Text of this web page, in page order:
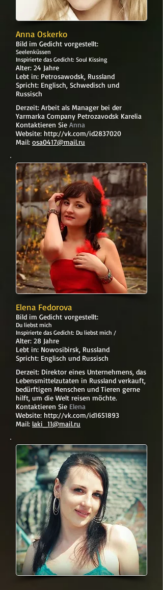
Anna Oskerko
Bild im Gedicht vorgestellt:
Seelenküssen
Inspirierte das Gedicht: Soul Kissing
Alter: 24 Jahre
Lebt in: Petrosawodsk, Russland
Spricht: Englisch, Schwedisch und
Russisch
Derzeit: Arbeit als Manager bei der
Yarmarka Company Petrozavodsk Karelia
Kontaktieren Sie Anna
Website: http://vk.com/id2837020
Mail: osa0417@mail.ru
Elena Fedorova
Bild im Gedicht vorgestellt:
Du liebst mich
Inspirierte das Gedicht: Du liebst mich /
Alter: 28 Jahre
Lebt in: Nowosibirsk, Russland
Spricht: Englisch und Russisch
Derzeit: Direktor eines Unternehmens, das
Lebensmittelzutaten in Russland verkauft,
bedürftigen Menschen und Tieren gerne
hilft, um die Welt reisen möchte.
Kontaktieren Sie Elena
Website: http://vk.com/id1651893
Mail: laki_11@mail.ru